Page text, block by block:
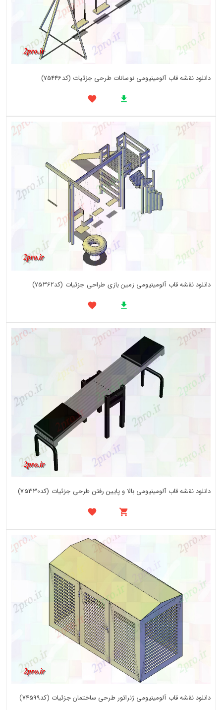
دانلود نقشه قاب آلومینیومی نوسانات طرحی جزئیات (کد75446)
دانلود نقشه قاب آلومینیومی زمین بازی طراحی جزئیات (کد75362)
دانلود نقشه قاب آلومینیومی بالا و پایین رفتن طرحی جزئیات (کد75330)
دانلود نقشه قاب آلومینیومی ژنراتور طرحی ساختمان جزئیات (کد74599)